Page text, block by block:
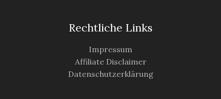
Rechtliche Links
Impressum
Affiliate Disclaimer
Datenschutzerklärung